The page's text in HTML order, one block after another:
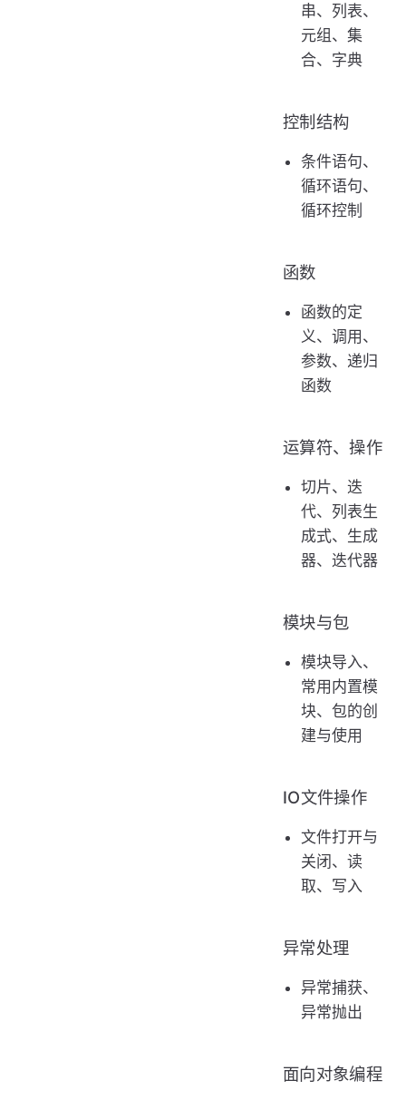
串、列表、
元组、集
合、字典
控制结构
条件语句、
循环语句、
循环控制
函数
函数的定
义、调用、
参数、递归
函数
运算符、操作
切片、迭
代、列表生
成式、生成
器、迭代器
模块与包
模块导入、
常用内置模
块、包的创
建与使用
IO文件操作
文件打开与
关闭、读
取、写入
异常处理
异常捕获、
异常抛出
面向对象编程